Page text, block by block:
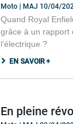
Moto | MAJ 10/04/
Quand Royal
grâce à un rapport
l’électrique ?
EN SAVOIR +
En pleine